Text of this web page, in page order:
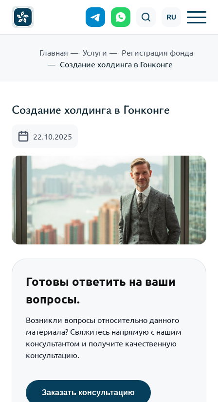
RU
Главная Услуги
Регистрация фонда
Создание холдинга в Гонконге
Создание холдинга в Гонконге
22.10.2025
Готовы ответить на ваши
вопросы.
Возникли вопросы относительно данного
материала? Свяжитесь напрямую с нашим
консультантом и получите качественную
консультацию.
Заказать консультацию